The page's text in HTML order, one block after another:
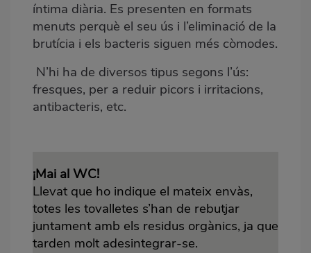
íntima diària. Es presenten en formats
menuts perquè el seu ús i l’eliminació de la
brutícia i els bacteris siguen més còmodes.
N’hi ha de diversos tipus segons l’ús:
fresques, per a reduir picors i irritacions,
antibacteris, etc.
¡Mai al WC!
Llevat que ho indique el mateix envàs,
totes les tovalletes s’han de rebutjar
juntament amb els residus orgànics, ja que
tarden molt adesintegrar-se.